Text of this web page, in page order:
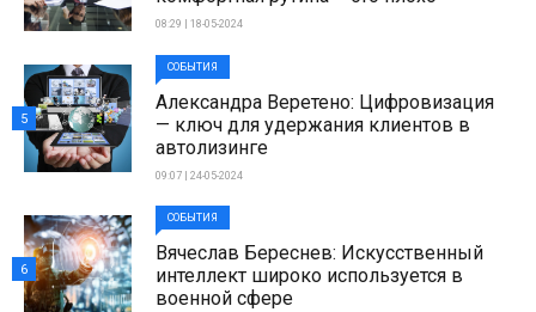
08:29 | 18-05-2024
СОБЫТИЯ
Александра Веретено: Цифровизация
— ключ для удержания клиентов в
автолизинге
09:07 | 24-05-2024
5
СОБЫТИЯ
Вячеслав Береснев: Искусственный
интеллект широко используется в
военной сфере
6